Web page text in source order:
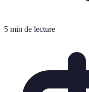
5 min de lecture